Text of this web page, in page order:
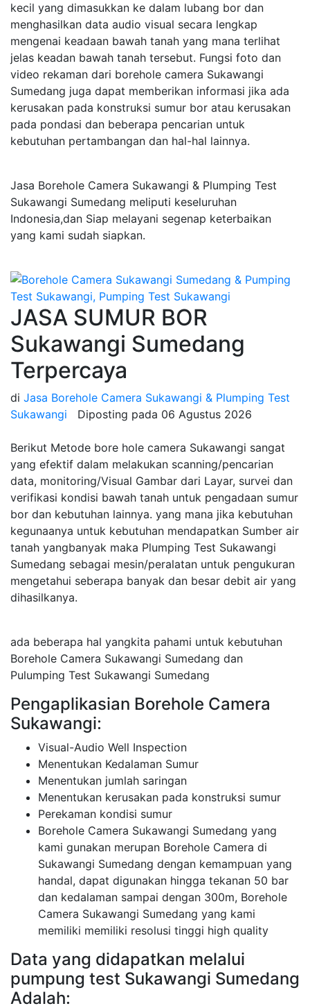
kecil yang dimasukkan ke dalam lubang bor dan
menghasilkan data audio visual secara lengkap
mengenai keadaan bawah tanah yang mana terlihat
jelas keadan bawah tanah tersebut. Fungsi foto dan
video rekaman dari borehole camera Sukawangi
Sumedang juga dapat memberikan informasi jika ada
kerusakan pada konstruksi sumur bor atau kerusakan
pada pondasi dan beberapa pencarian untuk
kebutuhan pertambangan dan hal-hal lainnya.
Jasa Borehole Camera Sukawangi & Plumping Test
Sukawangi Sumedang meliputi keseluruhan
Indonesia,dan Siap melayani segenap keterbaikan
yang kami sudah siapkan.
JASA SUMUR BOR
Sukawangi Sumedang
Terpercaya
di Jasa Borehole Camera Sukawangi & Plumping Test
Sukawangi
Diposting pada 06 Agustus 2026
Berikut Metode bore hole camera Sukawangi sangat
yang efektif dalam melakukan scanning/pencarian
data, monitoring/Visual Gambar dari Layar, survei dan
verifikasi kondisi bawah tanah untuk pengadaan sumur
bor dan kebutuhan lainnya. yang mana jika kebutuhan
kegunaanya untuk kebutuhan mendapatkan Sumber air
tanah yangbanyak maka Plumping Test Sukawangi
Sumedang sebagai mesin/peralatan untuk pengukuran
mengetahui seberapa banyak dan besar debit air yang
dihasilkanya.
ada beberapa hal yangkita pahami untuk kebutuhan
Borehole Camera Sukawangi Sumedang dan
Pulumping Test Sukawangi Sumedang
Pengaplikasian Borehole Camera
Sukawangi:
Visual-Audio Well Inspection
Menentukan Kedalaman Sumur
Menentukan jumlah saringan
Menentukan kerusakan pada konstruksi sumur
Perekaman kondisi sumur
Borehole Camera Sukawangi Sumedang yang
kami gunakan merupan Borehole Camera di
Sukawangi Sumedang dengan kemampuan yang
handal, dapat digunakan hingga tekanan 50 bar
dan kedalaman sampai dengan 300m, Borehole
Camera Sukawangi Sumedang yang kami
memiliki memiliki resolusi tinggi high quality
Data yang didapatkan melalui
pumpung test Sukawangi Sumedang
Adalah: